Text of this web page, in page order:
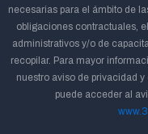
necesarias para el ámbito de
obligaciones contractuales,
administrativos y/o de
recopilar. Para mayor
nuestro aviso de privacidad
puede acceder al